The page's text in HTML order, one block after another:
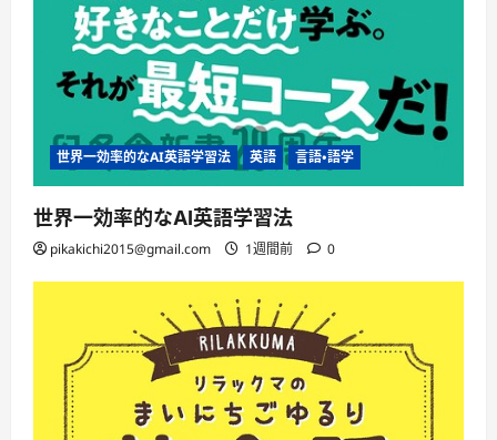
世界一効率的なAI英語学習法 英語 言語・語学
世界一効率的なAI英語学習法
pikakichi2015@gmail.com 1週間前 0